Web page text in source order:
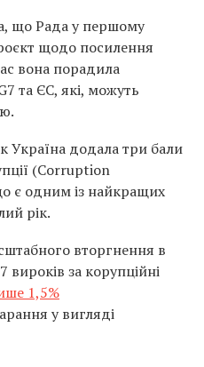
що Рада у першому
щодо посилення
вона порадила
та ЄС, які, можуть
Україна додала три бали
(Corruption
є одним із найкращих
рік.
вторгнення в
вироків за корупційні
1,5%
у вигляді